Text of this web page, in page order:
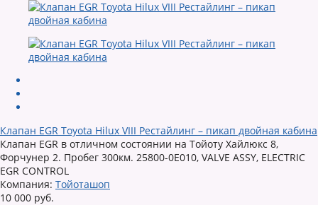
Клапан EGR Toyota Hilux VIII Рестайлинг – пикап двойная кабина
Клапан EGR в отличном состоянии на Тойоту Хайлюкс 8,
Форчунер 2. Пробег 300км. 25800-0E010, VALVE ASSY, ELECTRIC
EGR CONTROL
Компания: Тойоташоп
10 000 руб.